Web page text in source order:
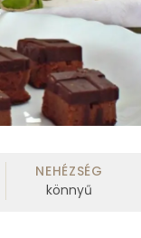
NEHÉZSÉG
könnyű